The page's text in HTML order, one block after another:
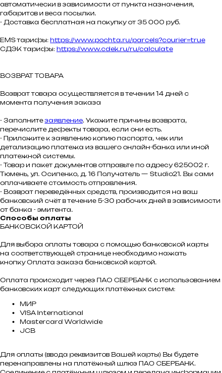
автоматически в зависимости от пункта назначения,
габаритов и веса посылки.
- Доставка бесплатная на покупку от 35 000 руб.
EMS тарифы: https://www.pochta.ru/parcels?courier=true
СДЭК тарифы: https://www.cdek.ru/ru/calculate
ВОЗВРАТ ТОВАРА
Возврат товара осуществляется в течении 14 дней с
момента получения заказа
- Заполните заявление. Укажите причины возврата,
перечислите дефекты товара, если они есть.
- Приложите к заявлению копию паспорта, чек или
детализацию платежа из вашего онлайн-банка или иной
платежной системы.
- Товар и пакет документов отправьте по адресу 625002 г.
Тюмень, ул. Осипенко, д. 16 Получатель — Studio21. Вы сами
оплачиваете стоимость отправления.
- Возврат переведённых средств, производится на ваш
банковский счёт в течение 5-30 рабочих дней в зависимости
от банка - эмитента.
Способы оплаты
БАНКОВСКОЙ КАРТОЙ
Для выбора оплаты товара с помощью банковской карты
на соответствующей странице необходимо нажать
кнопку Оплата заказа банковской картой.
Оплата происходит через ПАО СБЕРБАНК с использованием
банковских карт следующих платёжных систем:
МИР
VISA International
Mastercard Worldwide
JCB
Для оплаты (ввода реквизитов Вашей карты) Вы будете
перенаправлены на платёжный шлюз ПАО СБЕРБАНК.